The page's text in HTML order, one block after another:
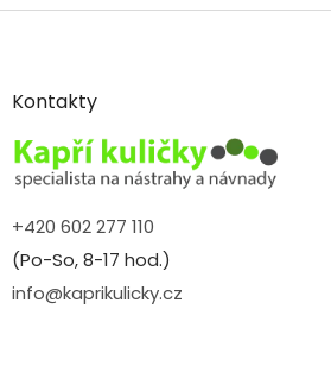
Z
aKontakty
+420 602 277 110
(Po-So, 8-17 hod.)
info@kaprikulicky.cz